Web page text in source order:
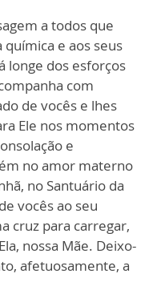
a todos que
e aos seus
longe dos esforços
com
de vocês e lhes
Ele nos momentos
e
no amor materno
no Santuário da
vocês ao seu
cruz para carregar,
nossa Mãe. Deixo-
afetuosamente, a